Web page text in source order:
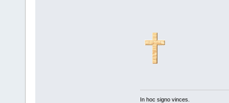
In hoc signo vinces.